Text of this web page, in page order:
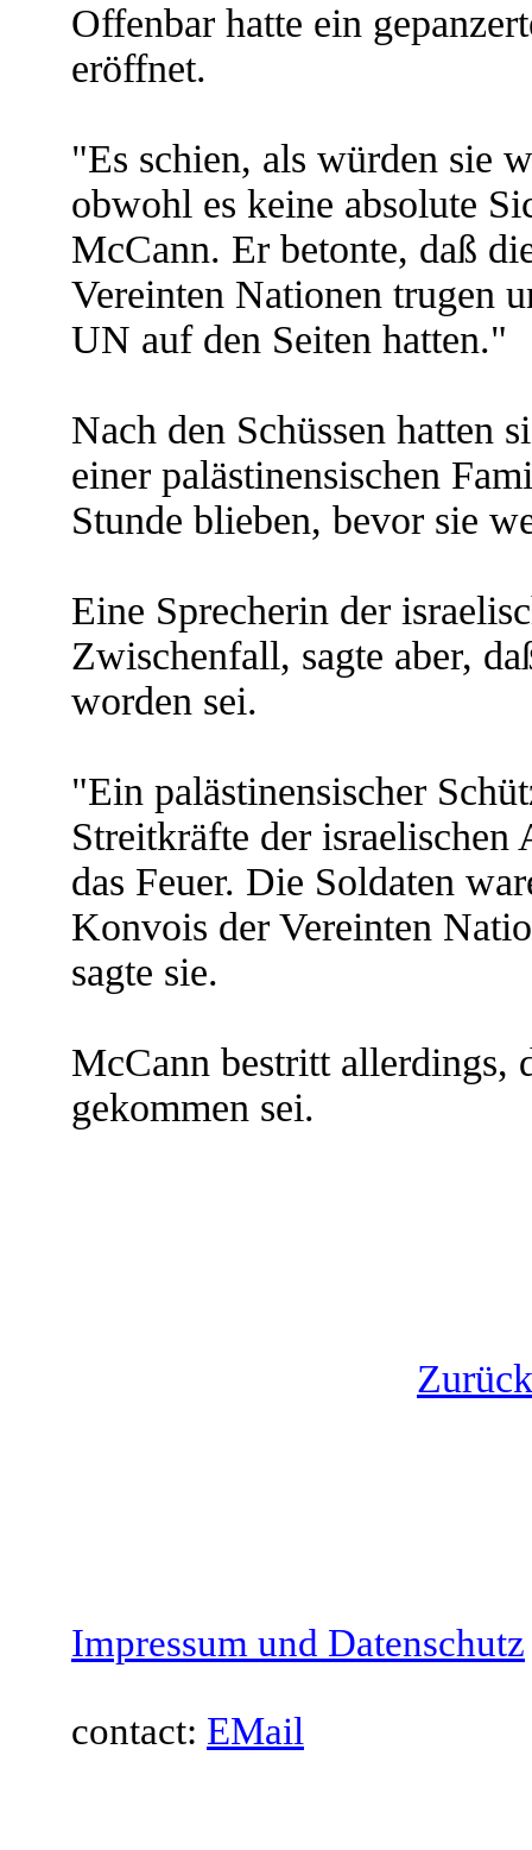
Offenbar hatte ein
eröffnet.
"Es schien, als würden sie
obwohl es keine absolute
McCann. Er betonte, daß
Vereinten Nationen trugen
UN auf den Seiten hatten."
Nach den Schüssen hatten
einer palästinensischen
Stunde blieben, bevor sie
Eine Sprecherin der
Zwischenfall, sagte aber,
worden sei.
"Ein palästinensischer
Streitkräfte der israelischen
das Feuer. Die Soldaten
Konvois der Vereinten
sagte sie.
McCann bestritt allerdings,
gekommen sei.
Impressum und Datenschutz
contact: EMail